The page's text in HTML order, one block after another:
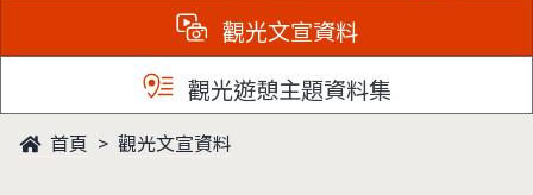
觀光文宣資料
觀光遊憩主題資料集
首頁 觀光文宣資料